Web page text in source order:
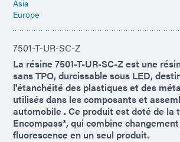
Asia
Europe
7501-T-UR-SC-Z
La résine 7501-T-UR-SC-Z est une
sans TPO, durcissable sous LED,
l'étanchéité des plastiques et des
utilisés dans les composants et
automobile . Ce produit est doté de la
Encompass®, qui combine
fluorescence en un seul produit.